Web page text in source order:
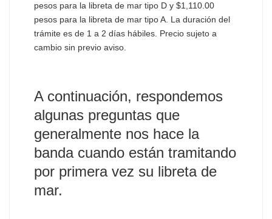
pesos para la libreta de mar tipo D y $1,110.00
pesos para la libreta de mar tipo A. La duración del
trámite es de 1 a 2 días hábiles. Precio sujeto a
cambio sin previo aviso.
A continuación, respondemos
algunas preguntas que
generalmente nos hace la
banda cuando están tramitando
por primera vez su libreta de
mar.